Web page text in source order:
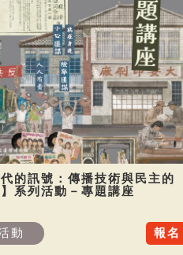
代的訊號：傳播技術與民主的
系列活動－專題講座
報名
動